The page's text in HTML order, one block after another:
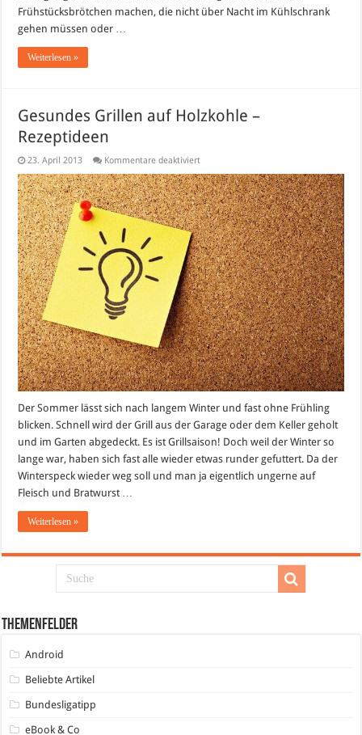
Frühstücksbrötchen machen, die nicht über Nacht im Kühlschrank
gehen müssen oder …
Weiterlesen »
Gesundes Grillen auf Holzkohle –
Rezeptideen
23. April 2013 Kommentare deaktiviertfür
Grillen
auf
Holzkohle
–
Rezeptideen
Der Sommer lässt sich nach langem Winter und fast ohne Frühling
blicken. Schnell wird der Grill aus der Garage oder dem Keller geholt
und im Garten abgedeckt. Es ist Grillsaison! Doch weil der Winter so
lange war, haben sich fast alle wieder etwas runder gefuttert. Da der
Winterspeck wieder weg soll und man ja eigentlich ungerne auf
Fleisch und Bratwurst …
Weiterlesen »
Themenfelder
Android
Beliebte Artikel
Bundesligatipp
eBook & Co